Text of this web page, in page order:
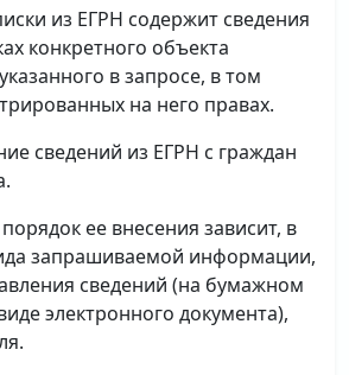
из ЕГРН содержит сведения
конкретного объекта
в запросе, в том
на него правах.
сведений из ЕГРН с граждан
ее внесения зависит, в
запрашиваемой информации,
сведений (на бумажном
электронного документа),